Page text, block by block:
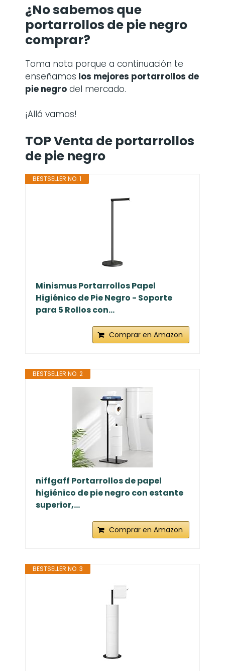
¿No sabemos que
portarrollos de pie negro
comprar?
Toma nota porque a continuación te
enseñamos los mejores portarrollos de
pie negro del mercado.
¡Allá vamos!
TOP Venta de portarrollos
de pie negro
BESTSELLER NO. 1
Minismus Portarrollos Papel
Higiénico de Pie Negro - Soporte
para 5 Rollos con...
Comprar en Amazon
BESTSELLER NO. 2
niffgaff Portarrollos de papel
higiénico de pie negro con estante
superior,...
Comprar en Amazon
BESTSELLER NO. 3